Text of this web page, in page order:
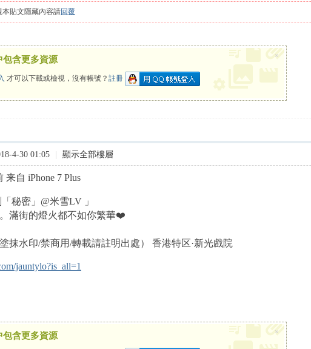
貼文隱藏內容請回覆
包含更多資源
才可以下載或檢視，沒有帳號？ 註冊
×
4-30 01:05 顯示全部樓層
来自 iPhone 7 Plus
「秘密」@米雪LV 」
滿街的燈火都不如你繁華❤️
抹水印/禁商用/轉載請註明出處） 香港特区·新光戲院
jauntylo?is_all=1
包含更多資源 ×